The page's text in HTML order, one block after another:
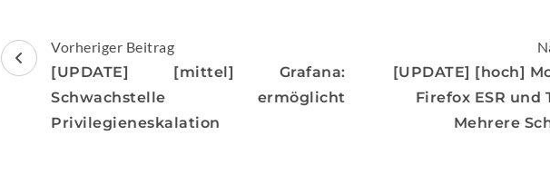
Beitragsnavigation
Vorheriger Beitrag
[UPDATE] [mittel] Grafana:
Schwachstelle ermöglicht
Privilegieneskalation
[UPDATE] [hoch]
Firefox ESR
Mehrere